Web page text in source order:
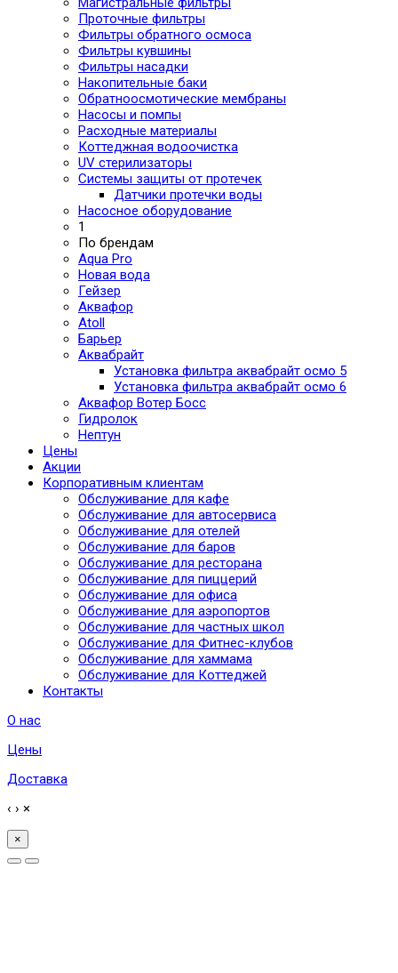
Проточные фильтры
Фильтры обратного осмоса
Фильтры кувшины
Фильтры насадки
Накопительные баки
Обратноосмотические мембраны
Насосы и помпы
Расходные материалы
Коттеджная водоочистка
UV стерилизаторы
Системы защиты от протечек
Датчики протечки воды
Насосное оборудование
1
По брендам
Aqua Pro
Новая вода
Гейзер
Аквафор
Atoll
Барьер
Аквабрайт
Установка фильтра аквабрайт осмо 5
Установка фильтра аквабрайт осмо 6
Аквафор Вотер Босс
Гидролок
Нептун
Цены
Акции
Корпоративным клиентам
Обслуживание для кафе
Обслуживание для автосервиса
Обслуживание для отелей
Обслуживание для баров
Обслуживание для ресторана
Обслуживание для пиццерий
Обслуживание для офиса
Обслуживание для аэропортов
Обслуживание для частных школ
Обслуживание для Фитнес-клубов
Обслуживание для хаммама
Обслуживание для Коттеджей
Контакты
О нас
Цены
Доставка
‹ › ×
×